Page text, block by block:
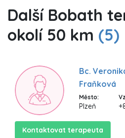
Další Bobath
okolí 50 km (5)
Bc.
Fraňková
Město:
Plzeň
Kontaktovat terapeuta